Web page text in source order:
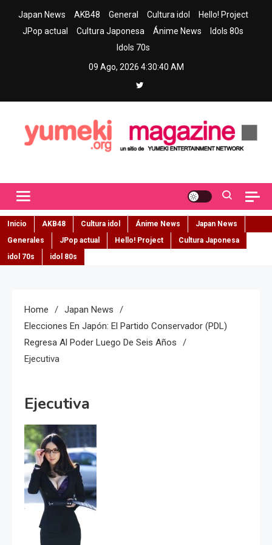
Japan News AKB48 General Cultura idol
Hello! Project
JPop actual
Cultura Japonesa Ánime News
Idols 80s
Idols 70s
09 Ago, 2026 4:30:41 AM
Inicio AKB48 Cultura idol Ánime News
Japan News
Generales
JPop actual Hello! Project
Cultura Japonesa
idol 70s
idol 80s
Home
Japan News
Elecciones En Japón: El Partido Conservador (PDL)
Regresa Al Poder Luego De Seis Años
Ejecutiva
Ejecutiva